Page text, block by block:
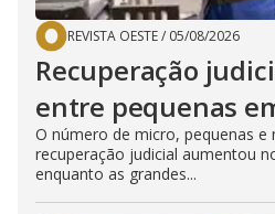
REVISTA OESTE/ 05/08/2026
Recuperação
entre pequenas
O número de micro, pequenas e
recuperação judicial aumentou
enquanto as grandes...